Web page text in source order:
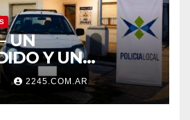
UN
Y UN
Y
2245.COM.AR